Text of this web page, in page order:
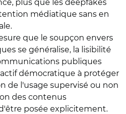
plus que les deepfakes
médiatique sans en
que le soupçon envers
se généralise, la lisibilité
publiques
démocratique à protéger
de l'usage supervisé ou non
des contenus
posée explicitement.